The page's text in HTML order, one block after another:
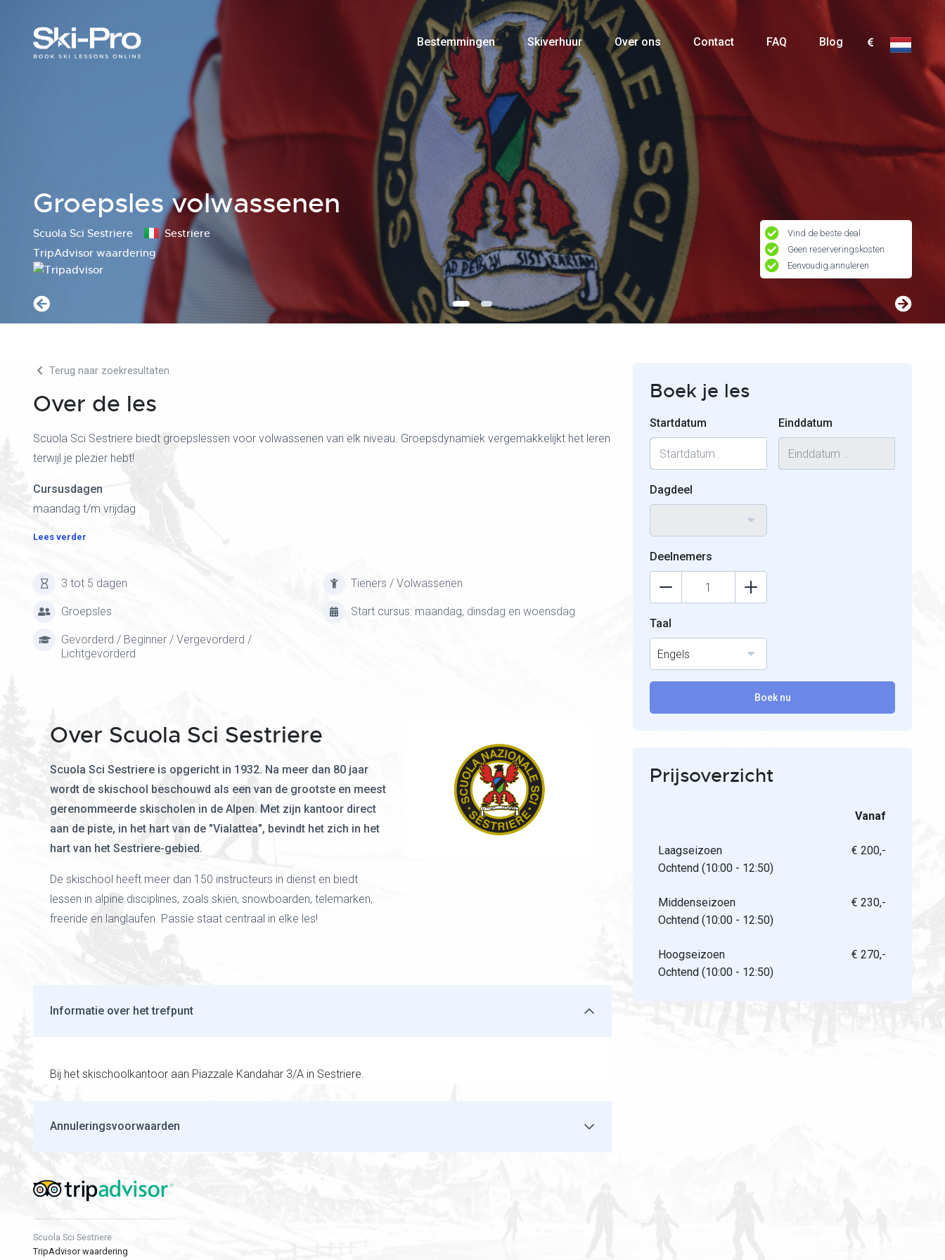
Bestemmingen Skiverhuur Over ons Contact FAQ Blog
Groepsles volwassenen
Scuola Sci Sestriere
Sestriere
TripAdvisor waardering
Vind de beste deal
Geen reserveringskosten
Eenvoudig annuleren
Terug naar zoekresultaten
Over de les
Scuola Sci Sestriere biedt groepslessen voor volwassenen van elk niveau. Groepsdynamiek vergemakkelijkt het leren
terwijl je plezier hebt!
Cursusdagen
maandag t/m vrijdag
Lees verder
3 tot 5 dagen Tieners / Volwassenen
Groepsles Start cursus: maandag, dinsdag en woensdag
Gevorderd / Beginner / Vergevorderd /
Lichtgevorderd
Over Scuola Sci Sestriere
Scuola Sci Sestriere is opgericht in 1932. Na meer dan 80 jaar
wordt de skischool beschouwd als een van de grootste en meest
gerenommeerde skischolen in de Alpen. Met zijn kantoor direct
aan de piste, in het hart van de "Vialattea", bevindt het zich in het
hart van het Sestriere-gebied.
De skischool heeft meer dan 150 instructeurs in dienst en biedt
lessen in alpine disciplines, zoals skiën, snowboarden, telemarken,
freeride en langlaufen. Passie staat centraal in elke les!
Boek je les
Startdatum Einddatum
Dagdeel
Deelnemers
Taal
Engels
Boek nu
Prijsoverzicht
Vanaf
Laagseizoen
Ochtend (10:00 - 12:50)
€ 200,-
Middenseizoen
Ochtend (10:00 - 12:50)
€ 230,-
Hoogseizoen
Ochtend (10:00 - 12:50)
€ 270,-
Informatie over het trefpunt
Bij het skischoolkantoor aan Piazzale Kandahar 3/A in Sestriere.
Annuleringsvoorwaarden
Scuola Sci Sestriere
TripAdvisor waardering